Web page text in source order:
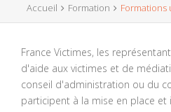
Accueil Formation Formations
France Victimes, les
d'aide aux victimes et de
conseil d'administration ou du
participent à la mise en place et